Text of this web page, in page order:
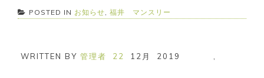
POSTED IN お知らせ 福井 マンスリー
WRITTEN BY 管理者 22 12月 2019